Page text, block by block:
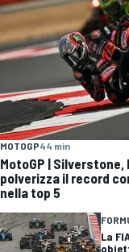
MOTOGP44 min
MotoGP |
polverizza il record
nella top 5
La